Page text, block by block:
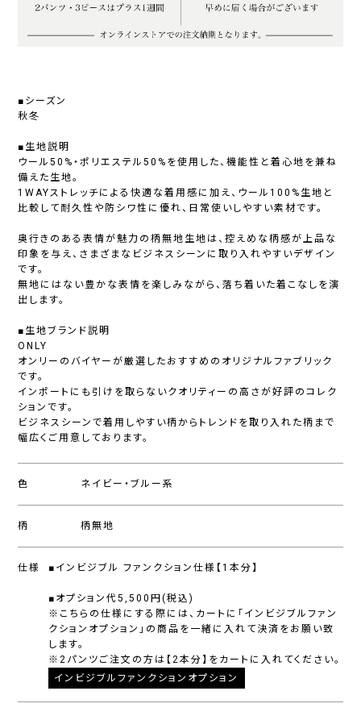
■シーズン
秋冬
■生地説明
ウール50%・ポリエステル50%を使用した、機能性と着心地を兼ね
備えた生地。
1WAYストレッチによる快適な着用感に加え、ウール100%生地と
比較して耐久性や防シワ性に優れ、日常使いしやすい素材です。
奥行きのある表情が魅力の柄無地生地は、控えめな柄感が上品な
印象を与え、さまざまなビジネスシーンに取り入れやすいデザイン
です。
無地にはない豊かな表情を楽しみながら、落ち着いた着こなしを演
出します。
■生地ブランド説明
ONLY
オンリーのバイヤーが厳選したおすすめのオリジナルファブリック
です。
インポートにも引けを取らないクオリティーの高さが好評のコレク
ションです。
ビジネスシーンで着用しやすい柄からトレンドを取り入れた柄まで
幅広くご用意しております。
色 ネイビー・ブルー系
柄 柄無地
仕様 ■インビジブル ファンクション仕様【1本分】
■オプション代5,500円(税込)
※こちらの仕様にする際には、カートに「インビジブルファン
クションオプション」の商品を一緒に入れて決済をお願い致
します。
※2パンツご注文の方は【2本分】をカートに入れてください。
インビジブルファンクションオプション